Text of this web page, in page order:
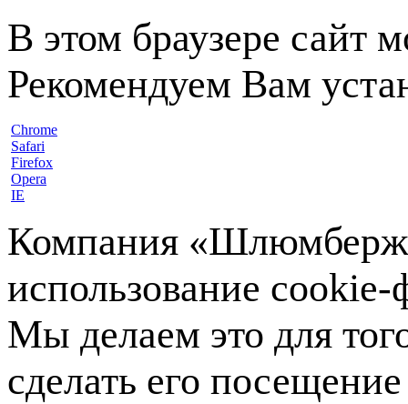
В этом браузере сайт
Рекомендуем Вам
Chrome
Safari
Firefox
Opera
IE
Компания
использование
Мы делаем это для
сделать его